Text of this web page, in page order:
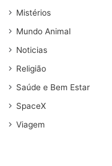
Mistérios
Mundo Animal
Noticias
Religião
Saúde e Bem Estar
SpaceX
Viagem